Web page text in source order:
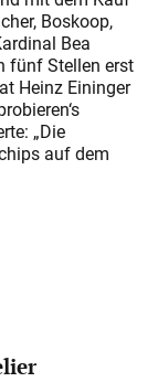
Boskoop,
Bea
fünf Stellen erst
Heinz Eininger
„Die
auf dem